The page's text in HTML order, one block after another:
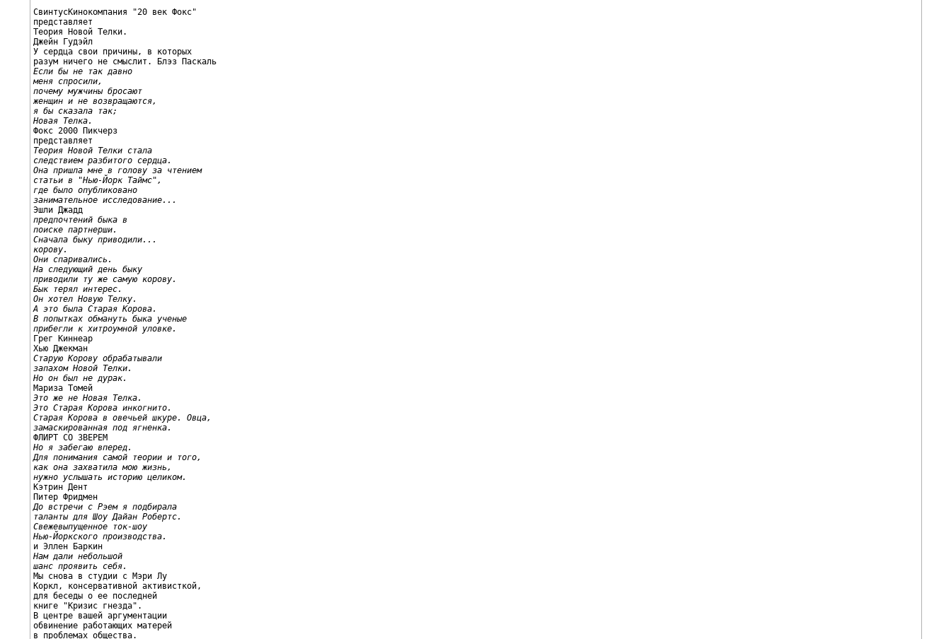
СвинтусКинокомпания "20 век Фокс"
представляет
Теория Новой Телки.
Джейн Гудэйл
У сердца свои причины, в которых
разум ничего не смыслит. Блэз Паскаль
Если бы не так давно
меня спросили,
почему мужчины бросают
женщин и не возвращаются,
я бы сказала так;
Новая Телка.
Фокс 2000 Пикчерз
Теория Новой Телки стала
следствием разбитого сердца.
Она пришла мне в голову за чтением
статьи в "Нью-Йорк Таймс",
где было опубликовано
занимательное исследование...
предпочтений быка в
поиске партнерши.
Сначала быку приводили...
корову.
Они спаривались.
На следующий день быку
приводили ту же самую корову.
Бык терял интерес.
Он хотел Новую Телку.
А это была Старая Корова.
В попытках обмануть быка ученые
прибегли к хитроумной уловке.
Грег Киннеар
Хью Джекман
Старую Корову обрабатывали
запахом Новой Телки.
Но он был не дурак.
Мариза Томей
Это же не Новая Телка.
Это Старая Корова инкогнито.
Старая Корова в овечьей шкуре. Овца,
замаскированная под ягненка.
ФЛИРТ СО ЗВЕРЕМ
Но я забегаю вперед.
Для понимания самой теории и того,
как она захватила мою жизнь,
нужно услышать историю целиком.
Кэтрин Дент
Питер Фридмен
До встречи с Рэем я подбирала
таланты для Шоу Дайан Робертс.
Свежевыпущенное ток-шоу
Нью-Йоркского производства.
и Эллен Баркин
Нам дали небольшой
шанс проявить себя.
Мы снова в студии с Мэри Лу
Коркл, консервативной активисткой,
для беседы о ее последней
книге "Кризис гнезда".
В центре вашей аргументации
обвинение работающих матерей